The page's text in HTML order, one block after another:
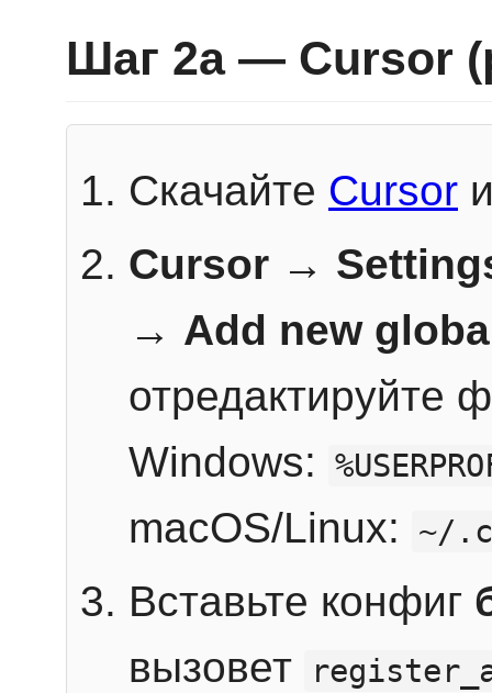
Шаг 2a — Cursor
Скачайте Cursor
Cursor →
→ Add new
отредактируйте
Windows:
macOS/Linux: ~/
Вставьте конфиг
вызовет